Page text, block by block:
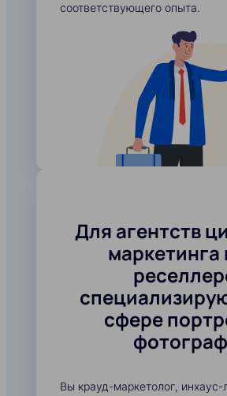
соответствующего опыта.
Для агентств
маркетинга
сфере
Вы крауд-маркетолог, инхаус-